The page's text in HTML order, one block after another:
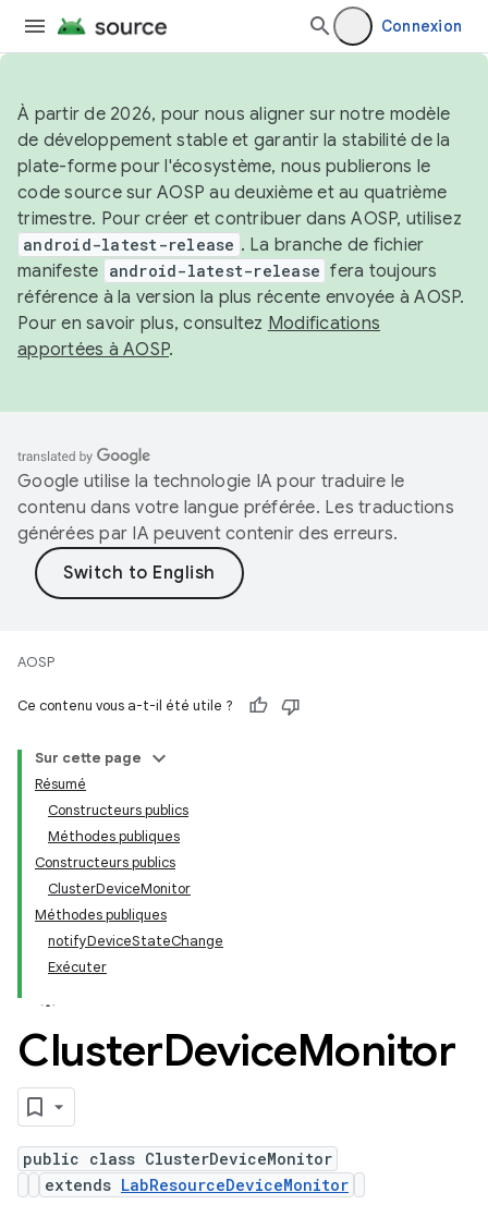
Connexion
À partir de 2026, pour nous aligner sur notre modèle
de développement stable et garantir la stabilité de la
plate-forme pour l'écosystème, nous publierons le
code source sur AOSP au deuxième et au quatrième
trimestre. Pour créer et contribuer dans AOSP, utilisez
android-latest-release . La branche de fichier
manifeste android-latest-release fera toujours
référence à la version la plus récente envoyée à AOSP.
Pour en savoir plus, consultez Modifications
apportées à AOSP.
Google utilise la technologie IA pour traduire le
contenu dans votre langue préférée. Les traductions
générées par IA peuvent contenir des erreurs.
AOSP
Ce contenu vous a-t-il été utile ?
Sur cette page
Résumé
Constructeurs publics
Méthodes publiques
Constructeurs publics
ClusterDeviceMonitor
Méthodes publiques
notifyDeviceStateChange
Exécuter
ClusterDeviceMonitor
public class ClusterDeviceMonitor
extends LabResourceDeviceMonitor